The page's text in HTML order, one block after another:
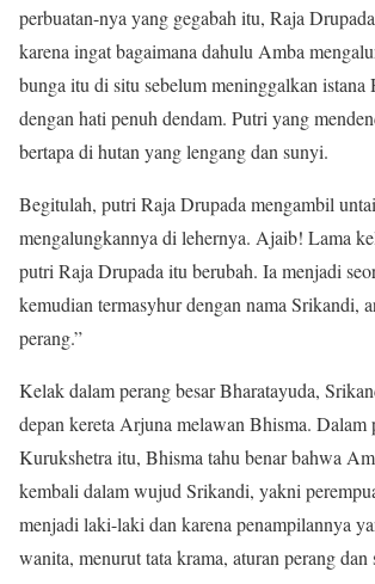
perbuatan-nya yang gegabah itu, Raja
karena ingat bagaimana dahulu Amba
bunga itu di situ sebelum meninggalkan istana
dengan hati penuh dendam. Putri yang
bertapa di hutan yang lengang dan sunyi.
Begitulah, putri Raja Drupada mengambil
mengalungkannya di lehernya. Ajaib! Lama
putri Raja Drupada itu berubah. Ia menjadi
kemudian termasyhur dengan nama Srikandi,
perang.”
Kelak dalam perang besar Bharatayuda,
depan kereta Arjuna melawan Bhisma. Dalam
Kurukshetra itu, Bhisma tahu benar bahwa
kembali dalam wujud Srikandi, yakni
menjadi laki-laki dan karena penampilannya
wanita, menurut tata krama, aturan perang dan